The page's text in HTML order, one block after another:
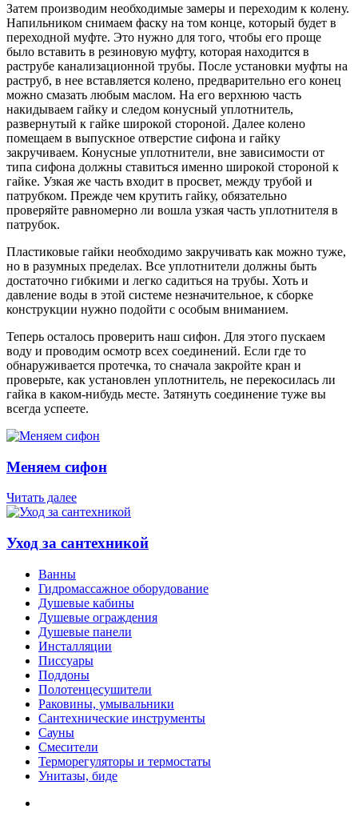
Затем производим необходимые замеры и переходим к колену.
Напильником снимаем фаску на том конце, который будет в
переходной муфте. Это нужно для того, чтобы его проще
было вставить в резиновую муфту, которая находится в
раструбе канализационной трубы. После установки муфты на
раструб, в нее вставляется колено, предварительно его конец
можно смазать любым маслом. На его верхнюю часть
накидываем гайку и следом конусный уплотнитель,
развернутый к гайке широкой стороной. Далее колено
помещаем в выпускное отверстие сифона и гайку
закручиваем. Конусные уплотнители, вне зависимости от
типа сифона должны ставиться именно широкой стороной к
гайке. Узкая же часть входит в просвет, между трубой и
патрубком. Прежде чем крутить гайку, обязательно
проверяйте равномерно ли вошла узкая часть уплотнителя в
патрубок.
Пластиковые гайки необходимо закручивать как можно туже,
но в разумных пределах. Все уплотнители должны быть
достаточно гибкими и легко садиться на трубы. Хоть и
давление воды в этой системе незначительное, к сборке
конструкции нужно подойти с особым вниманием.
Теперь осталось проверить наш сифон. Для этого пускаем
воду и проводим осмотр всех соединений. Если где то
обнаруживается протечка, то сначала закройте кран и
проверьте, как установлен уплотнитель, не перекосилась ли
гайка в каком-нибудь месте. Затянуть соединение туже вы
всегда успеете.
Меняем сифон
Читать далее
Уход за сантехникой
Ванны
Гидромассажное оборудование
Душевые кабины
Душевые ограждения
Душевые панели
Инсталляции
Писсуары
Поддоны
Полотенцесушители
Раковины, умывальники
Сантехнические инструменты
Сауны
Смесители
Терморегуляторы и термостаты
Унитазы, биде